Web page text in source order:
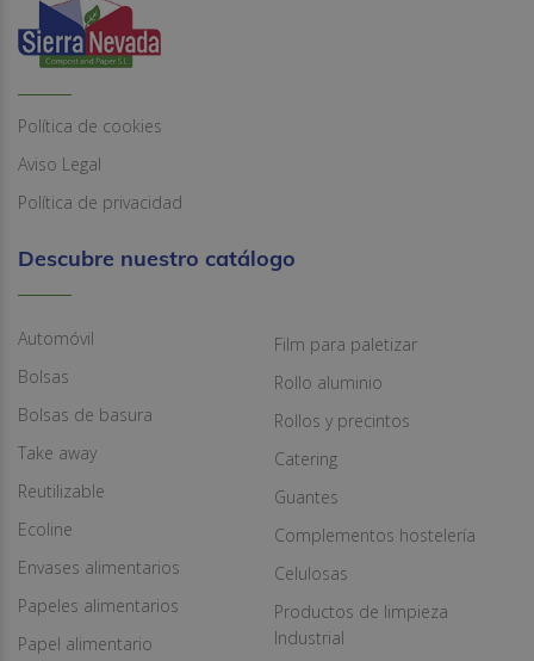
Política de cookies
Aviso Legal
Política de privacidad
Descubre nuestro catálogo
Automóvil
Bolsas
Bolsas de basura
Take away
Reutilizable
Ecoline
Envases alimentarios
Papeles alimentarios
Papel alimentario
Film para paletizar
Rollo aluminio
Rollos y precintos
Catering
Guantes
Complementos hostelería
Celulosas
Productos de limpieza
Industrial